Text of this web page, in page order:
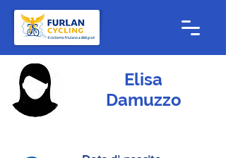
Elisa
Damuzzo